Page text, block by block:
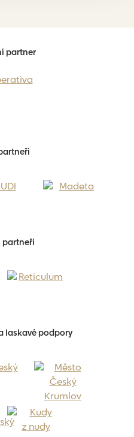
partner
laskavé podpory